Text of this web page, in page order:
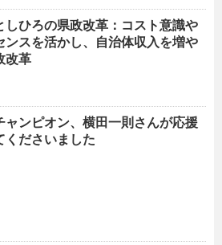
しひろの県政改革：コスト意識や
ンスを活かし、自治体収入を増や
改革
ャンピオン、横田一則さんが応援
くださいました